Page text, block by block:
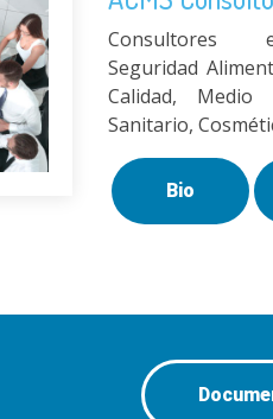
Consultores
Seguridad
Calidad, Medio
Sanitario,
Bio